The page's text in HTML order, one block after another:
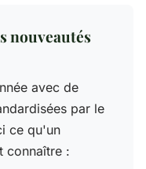
nouveautés
avec de
par le
ce qu'un
connaître :